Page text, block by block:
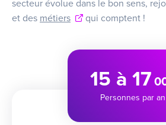
secteur évolue dans le bon sens,
et des métiers qui comptent !
15 à 17
Personnes par an